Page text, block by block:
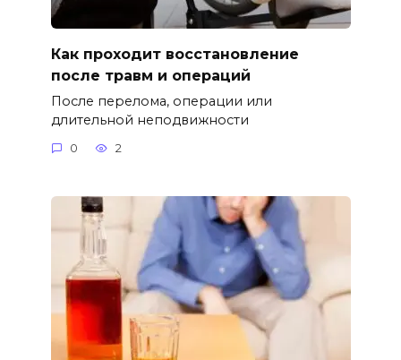
Как проходит восстановление
после травм и операций
После перелома, операции или
длительной неподвижности
0 2